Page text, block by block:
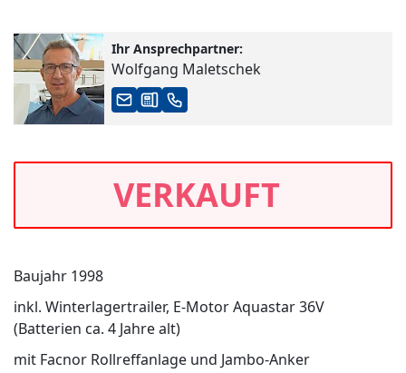
Ihr Ansprechpartner:
Wolfgang Maletschek
VERKAUFT
Baujahr 1998
inkl. Winterlagertrailer, E-Motor Aquastar 36V
(Batterien ca. 4 Jahre alt)
mit Facnor Rollreffanlage und Jambo-Anker